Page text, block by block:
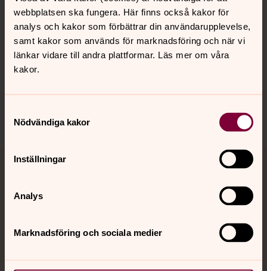
webbplatsen ska fungera. Här finns också kakor för
analys och kakor som förbättrar din användarupplevelse,
samt kakor som används för marknadsföring och när vi
länkar vidare till andra plattformar. Läs mer om våra
kakor.
Nödvändiga kakor
Inställningar
Analys
Marknadsföring och sociala medier
Hitta snabbt
Akut samtals- och krisstöd. Prata eller chatta anonymt
Digitalt brev